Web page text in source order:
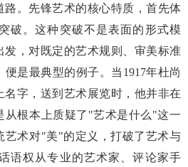
路。先锋艺术的核心特质，首先体
破。这种突破不是表面的形式模
发，对既定的艺术规则、审美标准
是最典型的例子。当 1917年杜尚
字，送到艺术展览时，他并非在
从根本上质疑了"艺术是什么"这一
艺术对"美"的定义，打破了艺术与
语权从专业的艺术家、评论家手